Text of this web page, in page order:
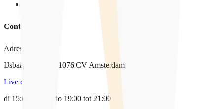
Contact
Adres
IJsbaanpad 9-11, 1076 CV Amsterdam
Live chat
di 15:00-17:00, do 19:00 tot 21:00